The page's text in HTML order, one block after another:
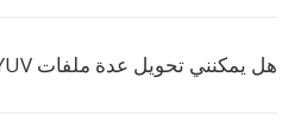
هل يمكنني تحويل عدة ملفات YUV دفعة واحدة؟